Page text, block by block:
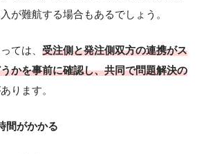
が難航する場合もあるでしょう。
ては、 受注側と発注側双方の連携がス
かを事前に確認し、共同で問題解決の
ります。
間がかかる